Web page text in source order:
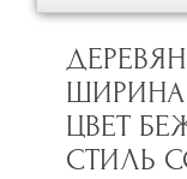
ЦВЕТ
СТИЛЬ